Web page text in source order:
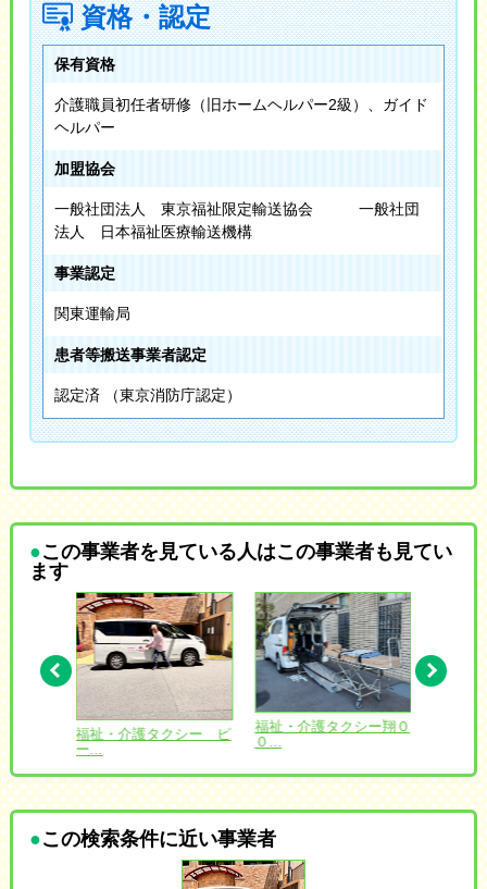
資格・認定
保有資格
介護職員初任者研修（旧ホームヘルパー2級）、ガイド
ヘルパー
加盟協会
一般社団法人 東京福祉限定輸送協会 一般社団
法人 日本福祉医療輸送機構
事業認定
関東運輸局
患者等搬送事業者認定
認定済 （東京消防庁認定）
この事業者を見ている人はこの事業者も見てい
ます
北海
福祉・介護タクシー ピ
ー...
福祉・介護タクシー翔０
０...
コン
この検索条件に近い事業者